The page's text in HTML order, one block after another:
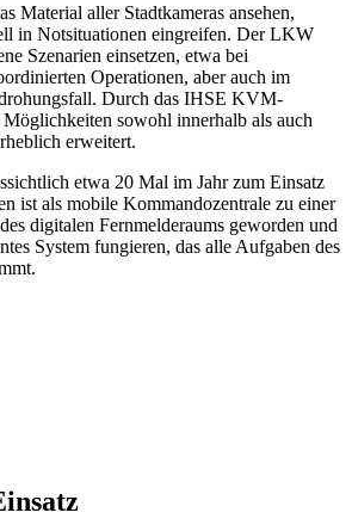
Material aller Stadtkameras ansehen,
in Notsituationen eingreifen. Der LKW
Szenarien einsetzen, etwa bei
Operationen, aber auch im
Durch das IHSE KVM-
sowohl innerhalb als auch
erweitert.
etwa 20 Mal im Jahr zum Einsatz
ist als mobile Kommandozentrale zu einer
digitalen Fernmelderaums geworden und
System fungieren, das alle Aufgaben des